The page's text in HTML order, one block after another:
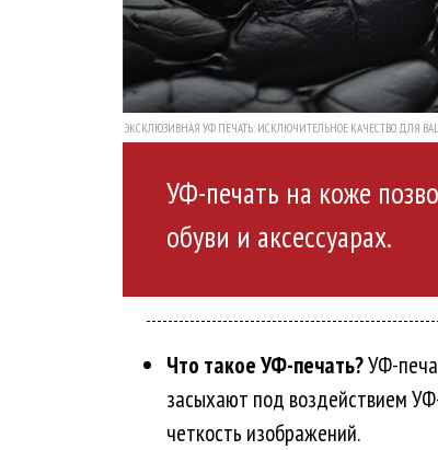
ЭКСКЛЮЗИВНАЯ УФ ПЕЧАТЬ: ИСКЛЮЧИТЕЛЬНОЕ КАЧЕСТВО ДЛЯ
УФ-печать на коже
обуви и аксессуарах.
Что такое УФ-печать?УФ-
засыхают под воздействием
четкость изображений.